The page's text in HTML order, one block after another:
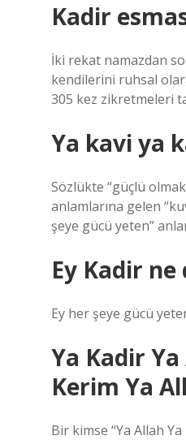
Kadir
İki rekat namazdan
kendilerini ruhsal
305 kez zikretmeleri
Ya kavi ya
Sözlükte “güçlü
anlamlarına gelen
şeye gücü yeten”
Ey Kadir ne
Ey her şeye gücü
Ya Kadir
Kerim Ya
Bir kimse “Ya Allah